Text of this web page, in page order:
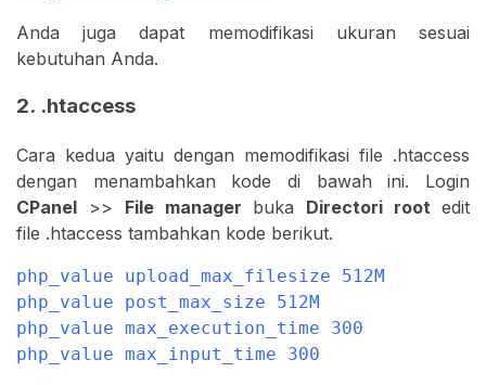
Anda juga dapat memodifikasi ukuran sesuai
kebutuhan Anda.
2. .htaccess
Cara kedua yaitu dengan memodifikasi file .htaccess
dengan menambahkan kode di bawah ini. Login
CPanel >> File manager buka Directori root edit
file .htaccess tambahkan kode berikut.
php_value upload_max_filesize 512M
php_value post_max_size 512M
php_value max_execution_time 300
php_value max_input_time 300